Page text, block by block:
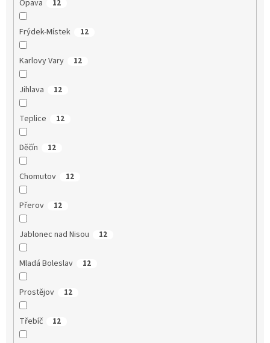
Opava 12
Frýdek-Místek 12
Karlovy Vary 12
Jihlava 12
Teplice 12
Děčín 12
Chomutov 12
Přerov 12
Jablonec nad Nisou 12
Mladá Boleslav 12
Prostějov 12
Třebíč 12